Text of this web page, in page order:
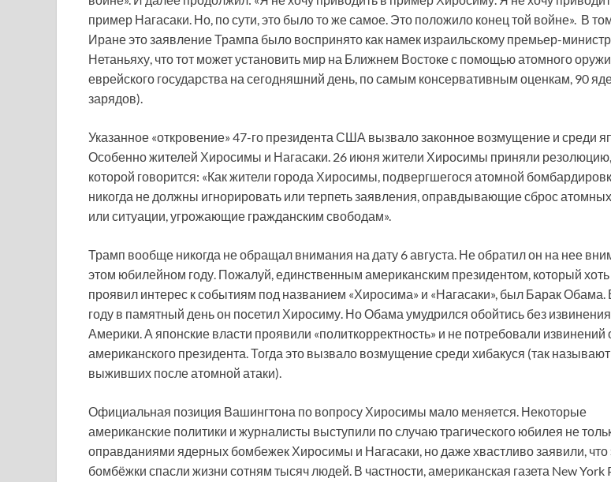
пример Нагасаки. Но, по сути, это было то же самое. Это положило конец той войне». В
Иране это заявление Трампа было воспринято как намек израильскому премьер-
Нетаньяху, что тот может установить мир на Ближнем Востоке с помощью атомного
еврейского государства на сегодняшний день, по самым консервативным оценкам, 90
зарядов).
Указанное «откровение» 47-го президента США вызвало законное возмущение и среди
Особенно жителей Хиросимы и Нагасаки. 26 июня жители Хиросимы приняли
которой говорится: «Как жители города Хиросимы, подвергшегося атомной
никогда не должны игнорировать или терпеть заявления, оправдывающие сброс
или ситуации, угрожающие гражданским свободам».
Трамп вообще никогда не обращал внимания на дату 6 августа. Не обратил он на нее
этом юбилейном году. Пожалуй, единственным американским президентом, который хоть
проявил интерес к событиям под названием «Хиросима» и «Нагасаки», был Барак Обама.
году в памятный день он посетил Хиросиму. Но Обама умудрился обойтись без
Америки. А японские власти проявили «политкорректность» и не потребовали извинений
американского президента. Тогда это вызвало возмущение среди хибакуся (так называют
выживших после атомной атаки).
Официальная позиция Вашингтона по вопросу Хиросимы мало меняется. Некоторые
американские политики и журналисты выступили по случаю трагического юбилея не
оправданиями ядерных бомбежек Хиросимы и Нагасаки, но даже хвастливо заявили, что
бомбёжки спасли жизни сотням тысяч людей. В частности, американская газета New York